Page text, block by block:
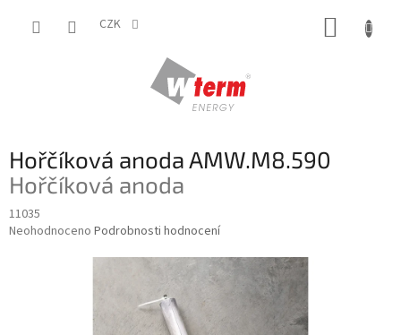
CZK
Hořčíková anoda AMW.M8.590
Hořčíková anoda
11035
Průměrné
Neohodnoceno Podrobnosti hodnocení